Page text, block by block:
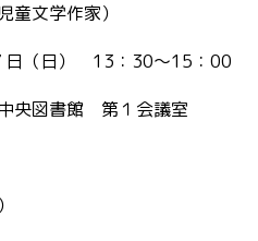
文学作家）
（日） 13：30～15：00
央図書館 第１会議室